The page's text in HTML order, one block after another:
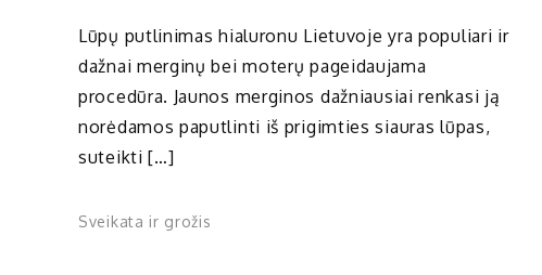
Lūpų putlinimas hialuronu Lietuvoje yra populiari ir
dažnai merginų bei moterų pageidaujama
procedūra. Jaunos merginos dažniausiai renkasi ją
norėdamos paputlinti iš prigimties siauras lūpas,
suteikti […]
Sveikata ir grožis